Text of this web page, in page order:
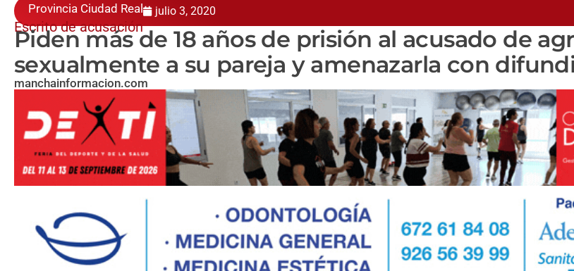
Provincia Ciudad Real julio 3, 2020
Escrito de acusación
Piden más de 18 años de prisión al acusado de
sexualmente a su pareja y amenazarla con
manchainformacion.com